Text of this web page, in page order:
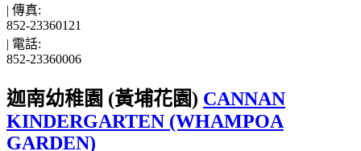
傳真:
852-23360121
電話:
852-23360006
迦南幼稚園 (黃埔花園) CANNAN
KINDERGARTEN (WHAMPOA
GARDEN)